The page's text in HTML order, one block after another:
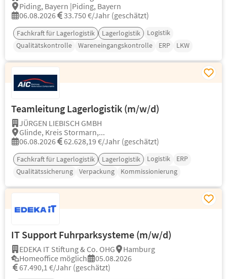
Piding, Bayern |Piding, Bayern
06.08.2026
33.750 €/Jahr (geschätzt)
Fachkraft für Lagerlogistik Lagerlogistik
Logistik
Qualitätskontrolle
Wareneingangskontrolle ERP LKW
Teamleitung Lagerlogistik (m/w/d)
JÜRGEN LIEBISCH GMBH
Glinde, Kreis Stormarn,...
06.08.2026
62.628,19 €/Jahr (geschätzt)
Fachkraft für Lagerlogistik Lagerlogistik Logistik
ERP
Qualitätssicherung
Verpackung Kommissionierung
IT Support Fuhrparksysteme (m/w/d)
EDEKA IT Stiftung & Co. OHG
Hamburg
Homeoffice möglich
05.08.2026
67.490,1 €/Jahr (geschätzt)